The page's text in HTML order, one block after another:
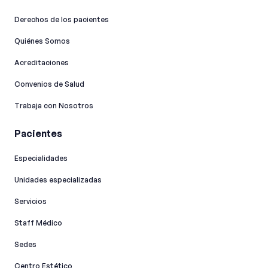
Derechos de los pacientes
Quiénes Somos
Acreditaciones
Convenios de Salud
Trabaja con Nosotros
Pacientes
Especialidades
Unidades especializadas
Servicios
Staff Médico
Sedes
Centro Estético